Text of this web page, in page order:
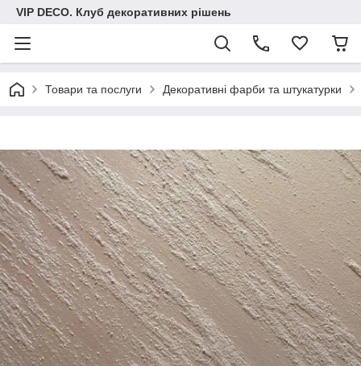
VIP DECO. Клуб декоративних рішень
Товари та послуги Декоративні фарби та штукатурки